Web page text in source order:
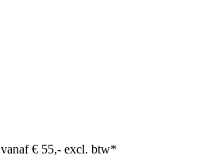
vanaf € 55,- excl. btw*